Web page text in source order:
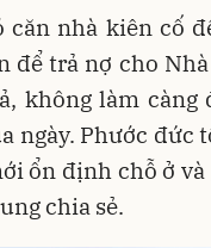
căn nhà kiên cố
để trả nợ cho
không làm càng
ngày. Phước đức
ổn định chỗ ở
chia sẻ.